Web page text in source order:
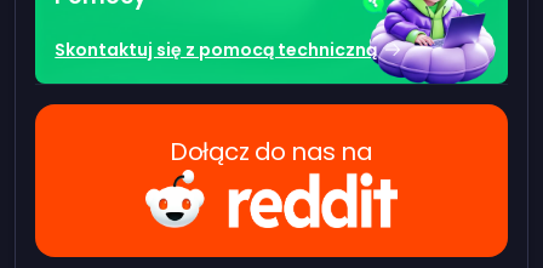
Skontaktuj się z pomocą techniczną
Dołącz do nas na